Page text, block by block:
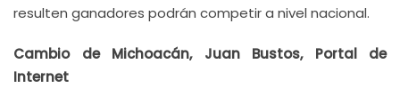
resulten ganadores podrán competir a nivel nacional.
Cambio de Michoacán, Juan Bustos, Portal de
Internet